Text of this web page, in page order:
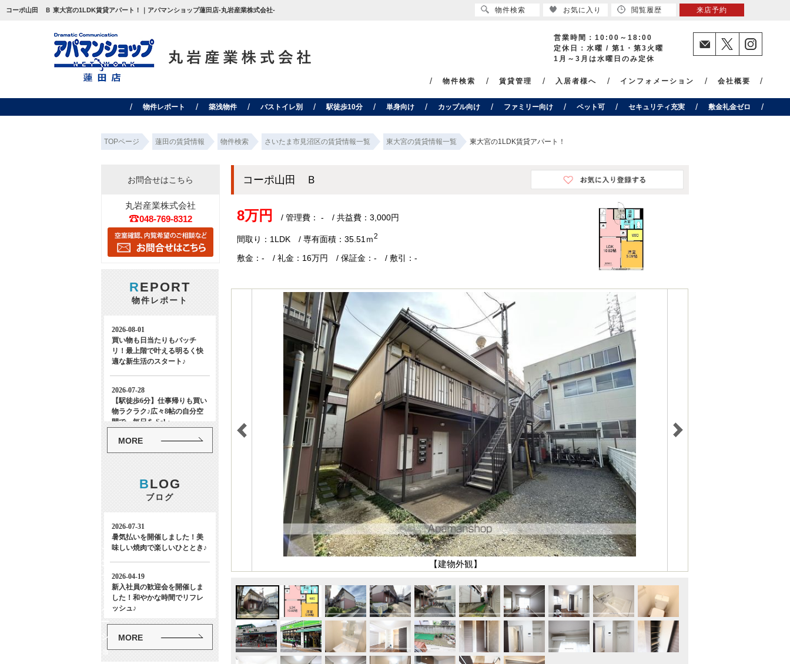
コーポ山田 Ｂ 東大宮の1LDK賃貸アパート！｜アパマンショップ蓮田店-丸岩産業株式会社-
営業時間：10:00～18:00
定休日：水曜 / 第1・第3火曜
1月～3月は水曜日のみ定休
物件検索 賃貸管理 入居者様へ インフォメーション 会社概要
物件レポート 築浅物件 バストイレ別 駅徒歩10分 単身向け カップル向け ファミリー向け ペット可 セキュリティ充実 敷金礼金ゼロ
TOPページ 蓮田の賃貸情報 物件検索 さいたま市見沼区の賃貸情報一覧 東大宮の賃貸情報一覧 東大宮の1LDK賃貸アパート！
コーポ山田 Ｂ
8万円 / 管理費： - / 共益費：3,000円
間取り：1LDK / 専有面積：35.51ｍ2
敷金：- / 礼金：16万円 / 保証金：- / 敷引：-
【建物外観】
お問合せはこちら
丸岩産業株式会社
048-769-8312
REPORT
物件レポート
MORE
BLOG
ブログ
MORE
イ
ン
ー
シ
ョ
物件検索 お気に入り 閲覧履歴 来店予約